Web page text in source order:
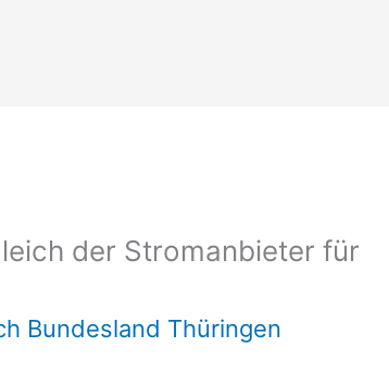
der Stromanbieter für
Bundesland Thüringen